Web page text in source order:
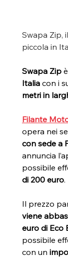
Swapa Zip,
piccola in
Swapa Zip
Italia con i
metri in
Filante
opera nei
con sede a
annuncia
possibile
di 200 euro.
Il prezzo
viene
euro di Eco
possibile
con un